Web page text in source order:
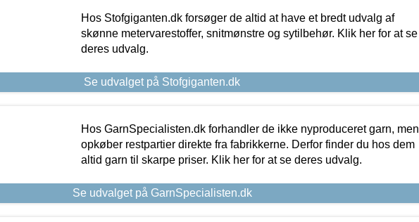
Hos Stofgiganten.dk forsøger de altid at have et bredt udvalg af
skønne metervarestoffer, snitmønstre og sytilbehør. Klik her for at se
deres udvalg.
Se udvalget på Stofgiganten.dk
Hos GarnSpecialisten.dk forhandler de ikke nyproduceret garn, men
opkøber restpartier direkte fra fabrikkerne. Derfor finder du hos dem
altid garn til skarpe priser. Klik her for at se deres udvalg.
Se udvalget på GarnSpecialisten.dk